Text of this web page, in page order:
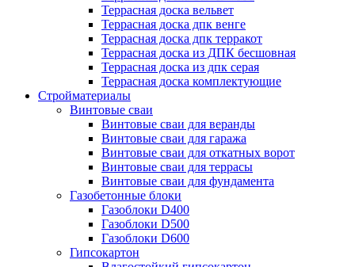
Террасная доска вельвет
Террасная доска дпк венге
Террасная доска дпк терракот
Террасная доска из ДПК бесшовная
Террасная доска из дпк серая
Террасная доска комплектующие
Стройматериалы
Винтовые сваи
Винтовые сваи для веранды
Винтовые сваи для гаража
Винтовые сваи для откатных ворот
Винтовые сваи для террасы
Винтовые сваи для фундамента
Газобетонные блоки
Газоблоки D400
Газоблоки D500
Газоблоки D600
Гипсокартон